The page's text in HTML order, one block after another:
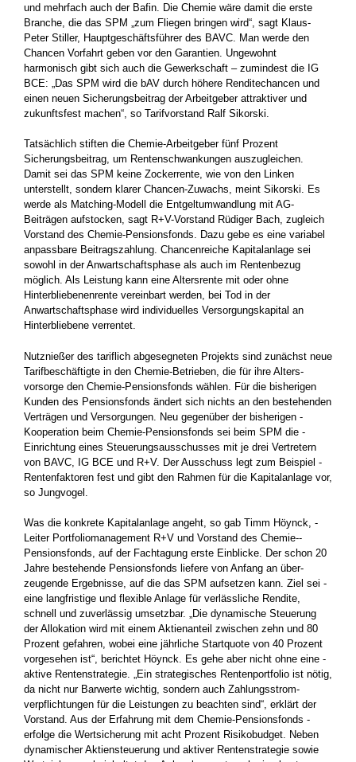
und mehrfach auch der Bafin. Die Chemie wäre damit die erste
Branche, die das SPM „zum Fliegen bringen wird“, sagt Klaus-
Peter Stiller, Hauptgeschäftsführer des BAVC. Man werde den
Chancen ­Vorfahrt geben vor den Garantien. Ungewohnt
harmonisch gibt sich auch die Gewerkschaft – zumindest die IG
BCE: „Das SPM wird die bAV durch höhere Renditechancen und
einen neuen Sicherungsbeitrag der Arbeitgeber attraktiver und
zukunftsfest machen“, so Tarifvorstand Ralf Sikorski.
Tatsächlich stiften die Chemie-Arbeitgeber fünf Prozent
Sicherungsbeitrag, um Rentenschwankungen auszugleichen.
Damit sei das SPM keine Zockerrente, wie von den Linken
unterstellt, ­sondern klarer Chancen-Zuwachs, meint Sikorski. Es
werde als Matching-Modell die Entgeltumwandlung mit AG-
Beiträgen ­aufstocken, sagt R+V-Vorstand Rüdiger Bach, zugleich
Vorstand des Chemie-Pensionsfonds. Dazu gebe es eine variabel
anpassbare Beitragszahlung. Chancenreiche Kapitalanlage sei
sowohl in der Anwartschaftsphase als auch im Rentenbezug
möglich. Als ­Leistung kann eine Altersrente mit oder ohne
Hinterbliebenen­rente vereinbart werden, bei Tod in der
Anwartschaftsphase wird individuelles Versorgungskapital an
Hinterbliebene verrentet.
Nutznießer des tariflich abgesegneten Projekts sind zunächst neue
Tarifbeschäftigte in den Chemie-Betrieben, die für ihre Alters­
vorsorge den Chemie-Pensionsfonds wählen. Für die bisherigen
Kunden des Pensionsfonds ändert sich nichts an den bestehenden
Verträgen und Versorgungen. Neu gegenüber der bisherigen ­
Kooperation beim Chemie-Pensionsfonds sei beim SPM die ­
Einrichtung eines Steuerungsausschusses mit je drei Vertretern
von BAVC, IG BCE und R+V. Der Ausschuss legt zum Beispiel ­
Rentenfaktoren fest und gibt den Rahmen für die Kapitalanlage vor,
so Jungvogel.
Was die konkrete Kapitalanlage angeht, so gab Timm Höynck, ­
Leiter Portfoliomanagement R+V und Vorstand des Chemie-­
Pensionsfonds, auf der Fachtagung erste Einblicke. Der schon 20
Jahre bestehende Pensionsfonds liefere von Anfang an über­
zeugende Ergebnisse, auf die das SPM aufsetzen kann. Ziel sei ­
eine langfristige und flexible Anlage für verlässliche Rendite,
schnell und zuverlässig umsetzbar. „Die dynamische Steuerung
der Allokation wird mit einem Aktienanteil zwischen zehn und 80
Prozent gefahren, wobei eine jährliche Startquote von 40 Prozent
vorgesehen ist“, berichtet Höynck. Es gehe aber nicht ohne eine ­
aktive Rentenstrategie. „Ein strategisches Rentenportfolio ist nötig,
da nicht nur Barwerte wichtig, sondern auch Zahlungsstrom­
verpflichtungen für die Leistungen zu beachten sind“, erklärt der
Vorstand. Aus der Erfahrung mit dem Chemie-Pensionsfonds ­
erfolge die Wertsicherung mit acht Prozent Risikobudget. Neben
dynamischer Aktiensteuerung und aktiver Rentenstrategie sowie